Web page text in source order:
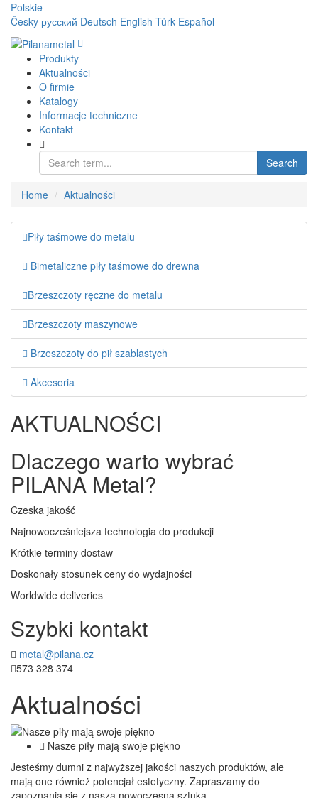
Polskie
Česky русский Deutsch English Türk Español
Produkty
Aktualności
O firmie
Katalogy
Informacje techniczne
Kontakt
Search
Home Aktualności
Piły taśmowe do metalu
Bimetaliczne piły taśmowe do drewna
Brzeszczoty ręczne do metalu
Brzeszczoty maszynowe
Brzeszczoty do pił szablastych
Akcesoria
AKTUALNOŚCI
Dlaczego warto wybrać
PILANA Metal?
Czeska jakość
Najnowocześniejsza technologia do produkcji
Krótkie terminy dostaw
Doskonały stosunek ceny do wydajności
Worldwide deliveries
Szybki kontakt
metal@pilana.cz
573 328 374
Aktualności
Nasze piły mają swoje piękno
Jesteśmy dumni z najwyższej jakości naszych produktów, ale
mają one również potencjał estetyczny. Zapraszamy do